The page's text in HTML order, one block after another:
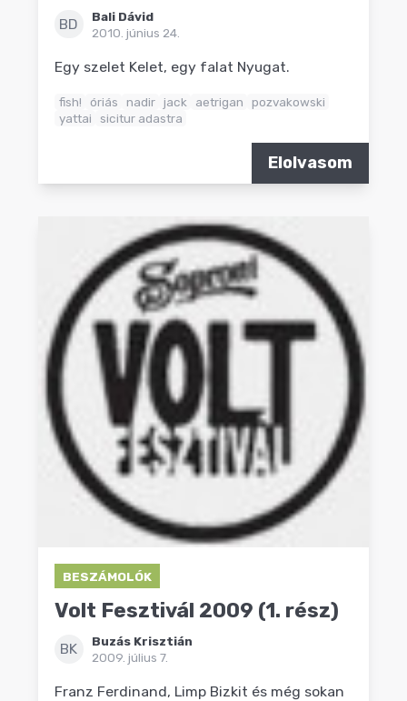
BD
Bali Dávid
2010. június 24.
Egy szelet Kelet, egy falat Nyugat.
fish! óriás nadir jack aetrigan
pozvakowski
yattai
sicitur adastra
Elolvasom
BESZÁMOLÓK
Volt Fesztivál 2009 (1. rész)
BK
Buzás Krisztián
2009. július 7.
Franz Ferdinand, Limp Bizkit és még sokan